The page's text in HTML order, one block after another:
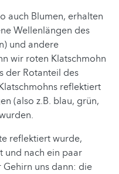
auch Blumen, erhalten
Wellenlängen des
und andere
wir roten Klatschmohn
der Rotanteil des
reflektiert
(also z.B. blau, grün,
reflektiert wurde,
und nach ein paar
Gehirn uns dann: die